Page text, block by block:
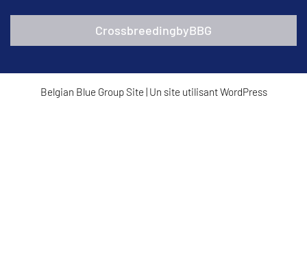
CrossbreedingbyBBG
Belgian Blue Group Site | Un site utilisant WordPress